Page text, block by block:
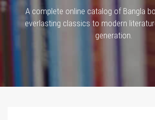
A complete online catalog of Bangla
everlasting classics to modern
generation.